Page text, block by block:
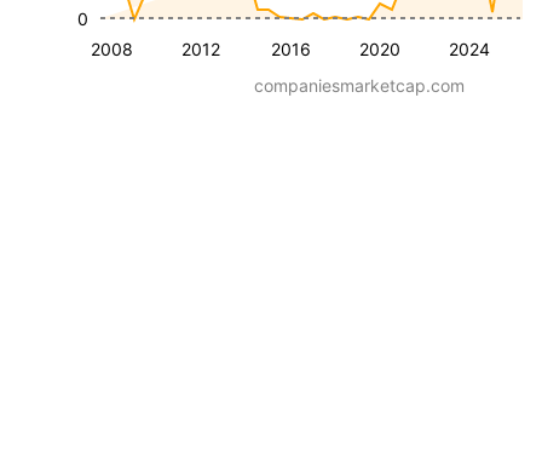
2008 2012 2016 2020 2024
0
companiesmarketcap.com